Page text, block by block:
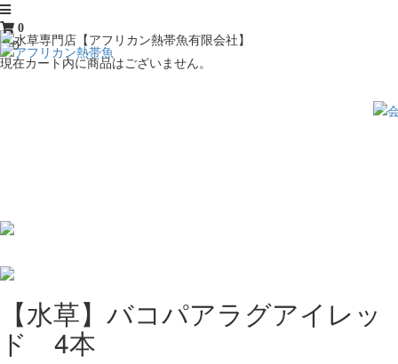
0
￥0
現在カート内に商品はございません。
【水草】バコパアラグアイレッ
ド 4本